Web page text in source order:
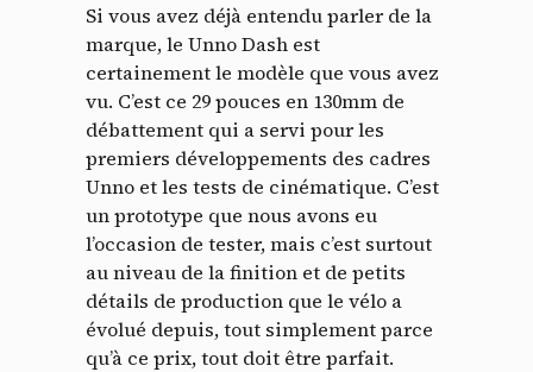
Si vous avez déjà entendu parler de la
marque, le Unno Dash est
certainement le modèle que vous avez
vu. C’est ce 29 pouces en 130mm de
débattement qui a servi pour les
premiers développements des cadres
Unno et les tests de cinématique. C’est
un prototype que nous avons eu
l’occasion de tester, mais c’est surtout
au niveau de la finition et de petits
détails de production que le vélo a
évolué depuis, tout simplement parce
qu’à ce prix, tout doit être parfait.